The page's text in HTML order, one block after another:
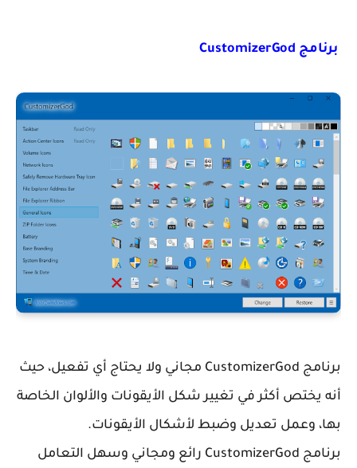
برنامج CustomizerGod
برنامج CustomizerGod مجاني ولا يحتاج أي تفعيل، حيث
أنه يختص أكثر في تغيير شكل الأيقونات والألوان الخاصة
بها، وعمل تعديل وضبط لأشكال الأيقونات.
برنامج CustomizerGod رائع ومجاني وسهل التعامل